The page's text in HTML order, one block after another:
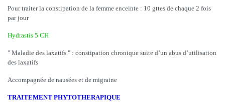
Pour traiter la constipation de la femme enceinte : 10 gttes de chaque 2 fois
par jour
Hydrastis 5 CH
" Maladie des laxatifs " : constipation chronique suite d’un abus d’utilisation
des laxatifs
Accompagnée de nausées et de migraine
TRAITEMENT PHYTOTHERAPIQUE